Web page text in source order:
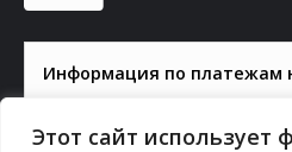
Этот сайт использует
Информация по платежам